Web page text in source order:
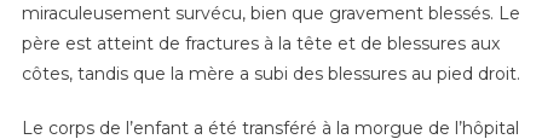
miraculeusement survécu, bien que gravement blessés. Le
père est atteint de fractures à la tête et de blessures aux
côtes, tandis que la mère a subi des blessures au pied droit.
Le corps de l’enfant a été transféré à la morgue de l’hôpital